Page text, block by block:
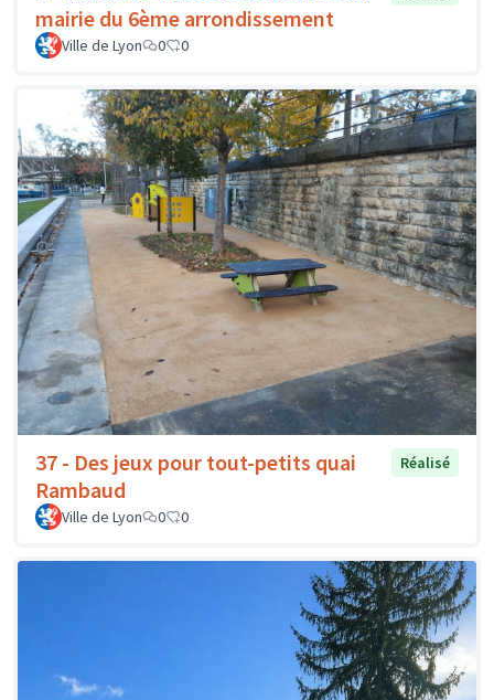
mairie du 6ème arrondissement
Ville de Lyon 0 0
37 - Des jeux pour tout-petits quai
Rambaud
Réalisé
Ville de Lyon 0 0